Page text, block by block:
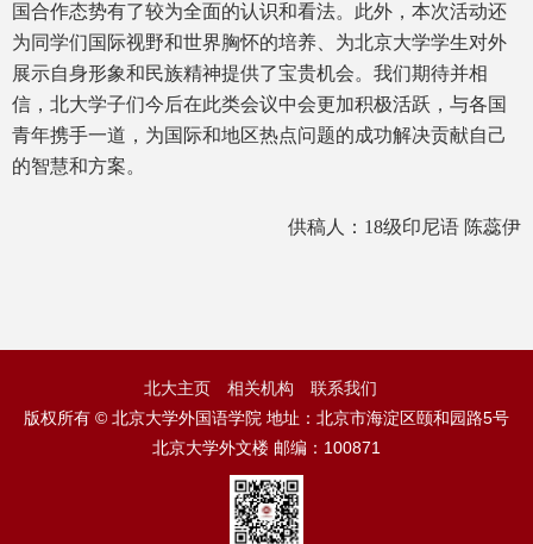
国合作态势有了较为全面的认识和看法。此外，本次活动还
为同学们国际视野和世界胸怀的培养、为北京大学学生对外
展示自身形象和民族精神提供了宝贵机会。我们期待并相
信，北大学子们今后在此类会议中会更加积极活跃，与各国
青年携手一道，为国际和地区热点问题的成功解决贡献自己
的智慧和方案。
供稿人：18级印尼语 陈蕊伊
北大主页 相关机构
联系我们
版权所有 © 北京大学外国语学院 地址：北京市海淀区颐和园路5号
北京大学外文楼 邮编：100871